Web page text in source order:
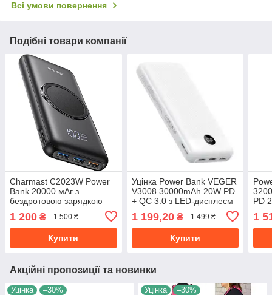
Всі умови повернення
Подібні товари компанії
Charmast C2023W Power
Bank 20000 мАг з
бездротовою зарядкою
Швидкий повербанк з
LED-дисплеєм
1 200 ₴ 1 500 ₴
Купити
Уцінка Power Bank VEGER
V3008 30000mAh 20W PD
+ QC 3.0 з LED-дисплеєм
1 199,20₴ 1 499 ₴
Купити
PD
1
Акційні пропозиції та новинки
Уцінка –30% Уцінка –30%